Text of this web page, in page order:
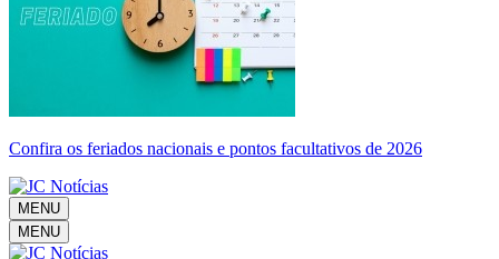
Confira os feriados nacionais e pontos facultativos de 2026
MENU
MENU